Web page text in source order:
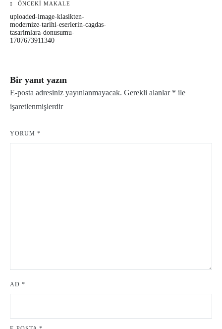
Yazı
gezinmesi
ÖNCEKI MAKALE
uploaded-image-klasikten-
modernize-tarihi-eserlerin-cagdas-
tasarimlara-donusumu-
1707673911340
Bir yanıt yazın
E-posta adresiniz yayınlanmayacak. Gerekli alanlar * ile
işaretlenmişlerdir
YORUM *
AD *